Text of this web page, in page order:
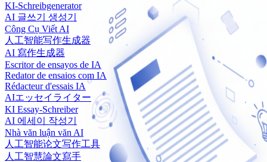
KI-Schreibgenerator
AI 글쓰기 생성기
Công Cụ Viết AI
人工智能写作生成器
AI 寫作生成器
Escritor de ensayos de IA
Redator de ensaios com IA
Rédacteur d'essais IA
AIエッセイライター
KI Essay-Schreiber
AI 에세이 작성기
Nhà văn luận văn AI
人工智能论文写作工具
人工智慧論文寫手